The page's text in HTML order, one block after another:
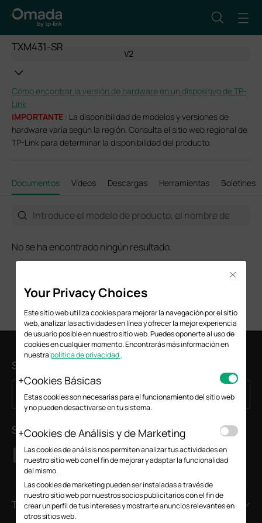
TXM431-SR
V2
Cómo encontrar la versión de hardware en un dispositivo de TP-
Link
IMPORTANTE : La disponibilidad de modelos y versiones de
hardware varía según la región. Consulta el sitio web regional de
TP-Link para determinar la disponibilidad del producto.
Documentos Vídeos Descargas Herramientas Boletines
No se ha encontrado ningún resultado.
Suscripción
Dirección de correo electrónico Suscríbete
Síguenos
TP-Link
Your Privacy Choices
Este sitio web utiliza cookies para mejorar la navegación por el sitio
web, analizar las actividades en línea y ofrecer la mejor experiencia
de usuario posible en nuestro sitio web. Puedes oponerte al uso de
cookies en cualquier momento. Encontrarás más información en
nuestrapolítica de privacidad.
Cookies Básicas
Estas cookies son necesarias para el funcionamiento del sitio web
y no pueden desactivarse en tu sistema.
Cookies de Análisis y de Marketing
Las cookies de análisis nos permiten analizar tus actividades en
nuestro sitio web con el fin de mejorar y adaptar la funcionalidad
del mismo.
Las cookies de marketing pueden ser instaladas a través de
nuestro sitio web por nuestros socios publicitarios con el fin de
crear un perfil de tus intereses y mostrarte anuncios relevantes en
otros sitios web.
Close